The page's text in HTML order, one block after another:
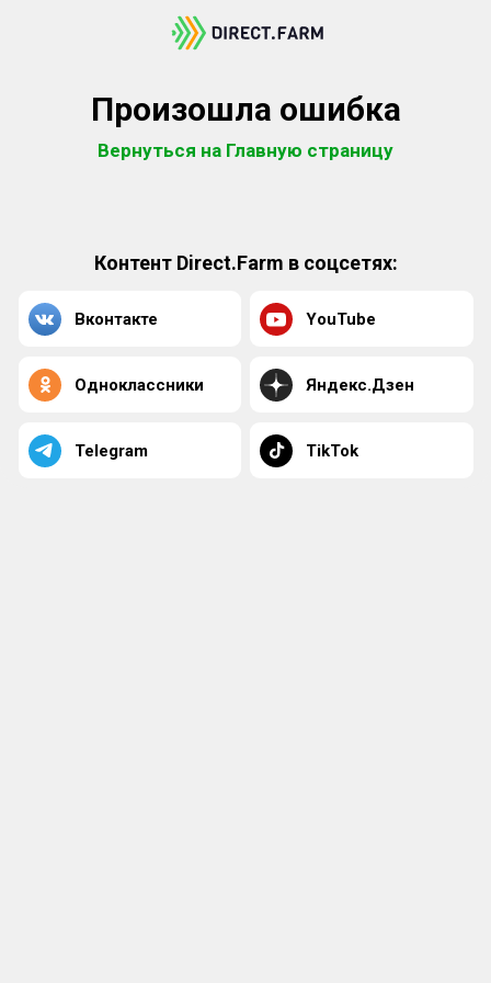
Произошла ошибка
Вернуться на Главную страницу
Контент Direct.Farm в соцсетях:
Вконтакте YouTube
Одноклассники Яндекс.Дзен
Telegram TikTok